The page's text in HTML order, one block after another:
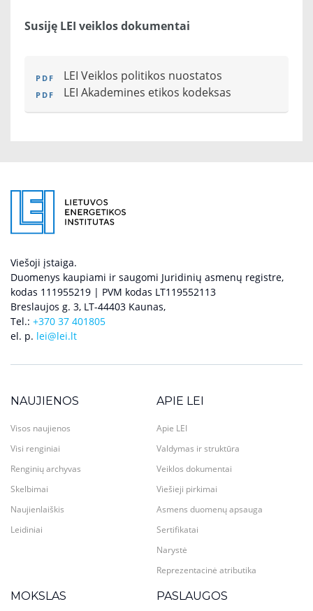
Susiję LEI veiklos dokumentai
LEI Veiklos politikos nuostatos
LEI Akademines etikos kodeksas
Viešoji įstaiga.
Duomenys kaupiami ir saugomi Juridinių asmenų registre,
kodas 111955219 | PVM kodas LT119552113
Breslaujos g. 3, LT-44403 Kaunas,
Tel.: +370 37 401805
el. p. lei@lei.lt
NAUJIENOS
Visos naujienos
Visi renginiai
Renginių archyvas
Skelbimai
Naujienlaiškis
Leidiniai
APIE LEI
Apie LEI
Valdymas ir struktūra
Veiklos dokumentai
Viešieji pirkimai
Asmens duomenų apsauga
Sertifikatai
Narystė
Reprezentacinė atributika
MOKSLAS PASLAUGOS